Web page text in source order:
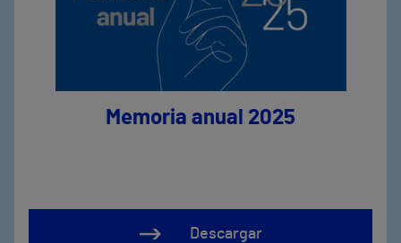
Memoria anual 2025
Descargar